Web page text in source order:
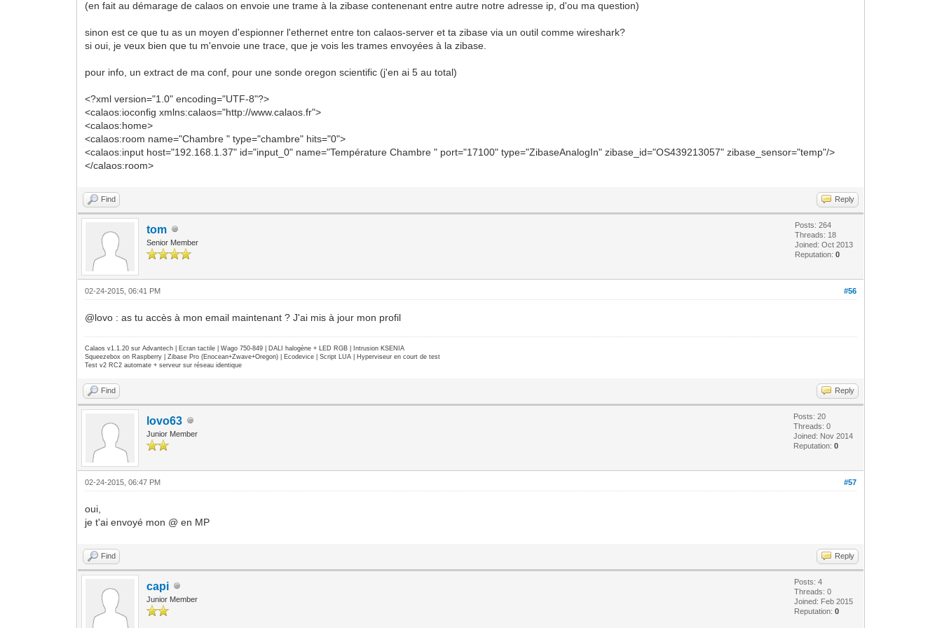
Feb 20 14:37:20 nuc calaos_server[503]: INF<503>:calaos_server CalaosConfig.cpp:264 void Calaos::Config::SaveConfigRule()() Done.
clock... DONE
Feb 20 14:37:20 nuc calaos_server[503]: INF<503>:calaos_input IO/InputAnalog.cpp:97 void Calaos::InputAnalog::emitChange()() input_1:
(en fait au démarage de calaos on envoie une trame à la zibase contenenant entre autre notre adresse ip, d'ou ma question)
sinon est ce que tu as un moyen d'espionner l'ethernet entre ton calaos-server et ta zibase via un outil comme wireshark?
si oui, je veux bien que tu m'envoie une trace, que je vois les trames envoyées à la zibase.
pour info, un extract de ma conf, pour une sonde oregon scientific (j'en ai 5 au total)
<?xml version="1.0" encoding="UTF-8"?>
<calaos:ioconfig xmlns:calaos="http://www.calaos.fr">
<calaos:home>
<calaos:room name="Chambre " type="chambre" hits="0">
<calaos:input host="192.168.1.37" id="input_0" name="Température Chambre " port="17100" type="ZibaseAnalogIn" zibase_id="OS439213057" zibase_sensor="temp"/>
</calaos:room>
Find Reply
tom
Senior Member
Posts: 264
Threads: 18
Joined: Oct 2013
Reputation:0
#56
02-24-2015, 06:41 PM
@lovo : as tu accès à mon email maintenant ? J'ai mis à jour mon profil
Calaos v1.1.20 sur Advantech | Ecran tactile | Wago 750-849 | DALI halogène + LED RGB | Intrusion KSENIA
Squeezebox on Raspberry | Zibase Pro (Enocean+Zwave+Oregon) | Ecodevice | Script LUA | Hyperviseur en court de test
Test v2 RC2 automate + serveur sur réseau identique
Find Reply
lovo63
Junior Member
Posts: 20
Threads: 0
Joined: Nov 2014
Reputation:0
#57
02-24-2015, 06:47 PM
oui,
je t'ai envoyé mon @ en MP
Find Reply
capi
Junior Member
Posts: 4
Threads: 0
Joined: Feb 2015
Reputation:0